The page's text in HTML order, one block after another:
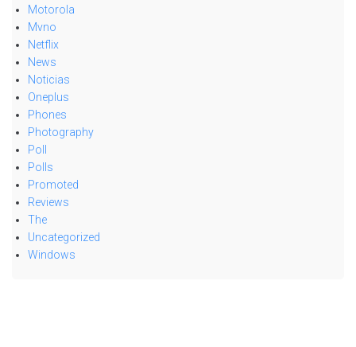
Motorola
Mvno
Netflix
News
Noticias
Oneplus
Phones
Photography
Poll
Polls
Promoted
Reviews
The
Uncategorized
Windows